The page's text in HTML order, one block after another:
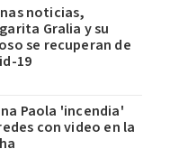
noticias,
Gralia y su
se recuperan de
19
Paola 'incendia'
con video en la